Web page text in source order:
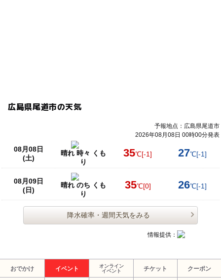
広島県尾道市の天気
予報地点：広島県尾道市
2026年08月08日 00時00分発表
08月08日
(土)
晴れ 時々 くも
り
35℃[-1] 27℃[-1]
08月09日
(日)
晴れ のち くも
り
35℃[0] 26℃[-1]
降水確率・週間天気をみる
情報提供：
おでかけ イベント
オンライン
イベント
チケット クーポン